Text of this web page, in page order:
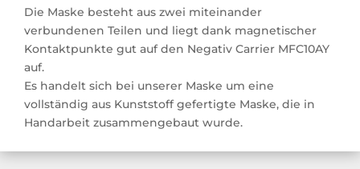
Die Maske besteht aus zwei miteinander
verbundenen Teilen und liegt dank magnetischer
Kontaktpunkte gut auf den Negativ Carrier MFC10AY
auf.
Es handelt sich bei unserer Maske um eine
vollständig aus Kunststoff gefertigte Maske, die in
Handarbeit zusammengebaut wurde.